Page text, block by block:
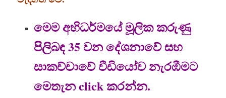
මෙම අභිධර්මයේ මූලික කරුණු
පිලිබඳ 35 වන දේශනාවේ සහ
සාකච්චාවේ වීඩියෝව නැරඹීමට
මෙතැන click කරන්න.